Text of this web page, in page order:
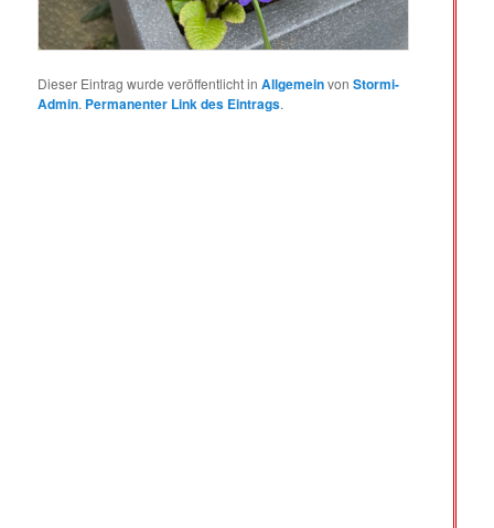
Dieser Eintrag wurde veröffentlicht inAllgemeinvonStormi-
Admin. Permanenter Link des Eintrags.